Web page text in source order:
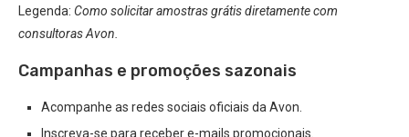
Legenda: Como solicitar amostras grátis diretamente com
consultoras Avon.
Campanhas e promoções sazonais
Acompanhe as redes sociais oficiais da Avon.
Inscreva-se para receber e-mails promocionais.